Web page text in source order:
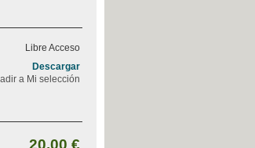
Libre Acceso
Descargar
a Mi selección
20,00 €